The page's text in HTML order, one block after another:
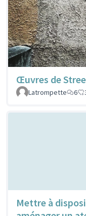
Œuvres de
Latrompette
6
Mettre à